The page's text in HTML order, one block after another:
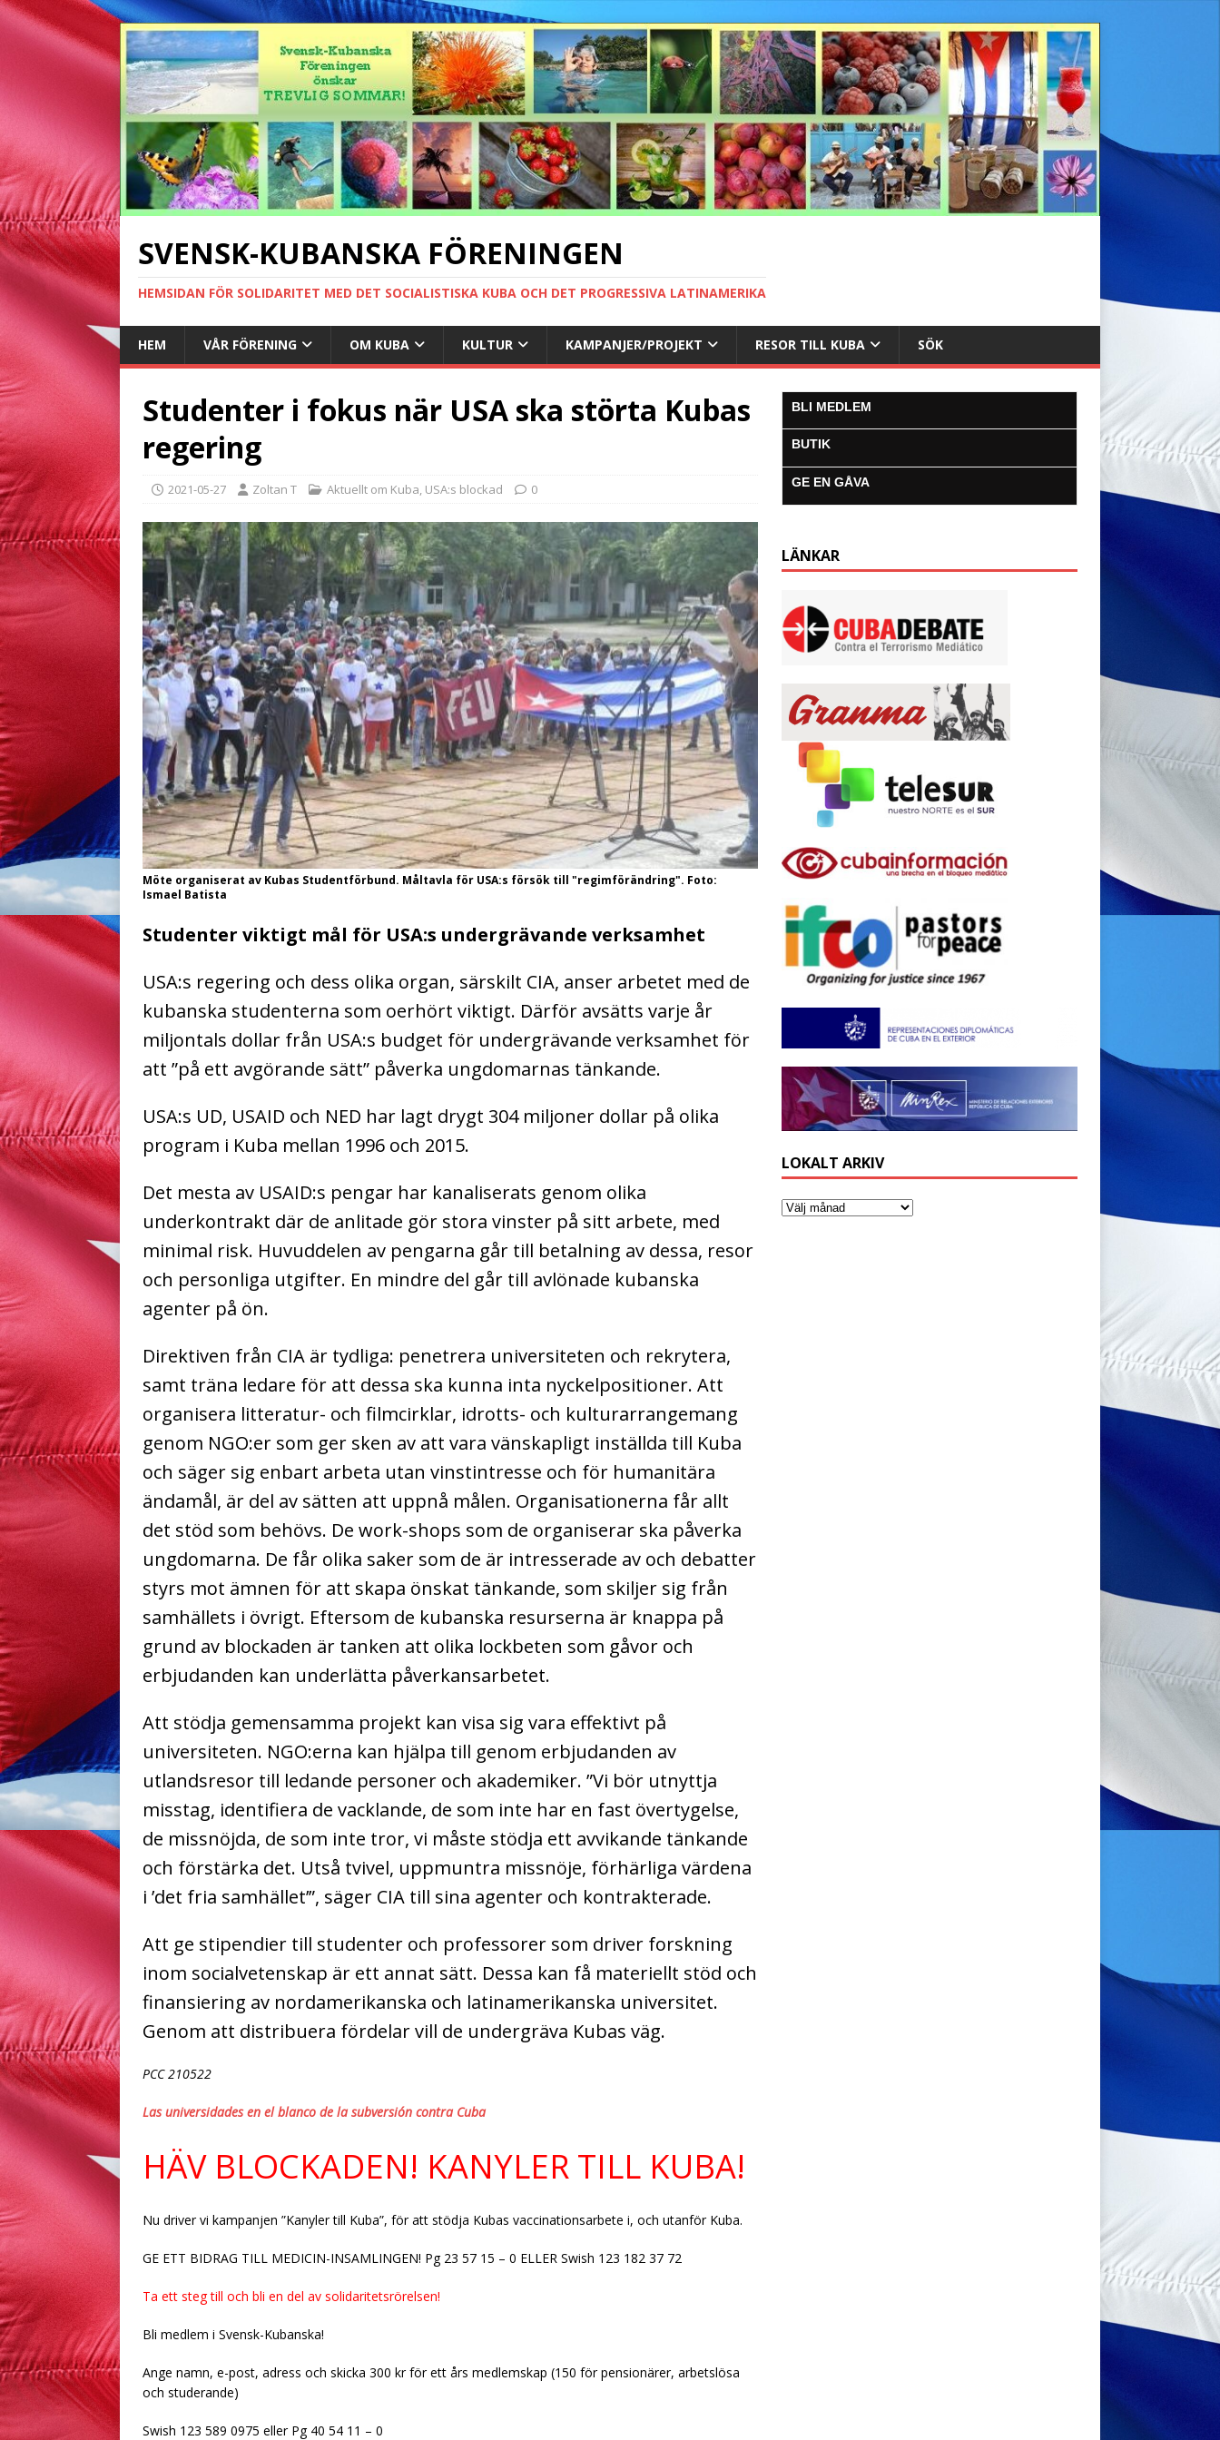
SVENSK-KUBANSKA FÖRENINGEN
HEMSIDAN FÖR SOLIDARITET MED DET SOCIALISTISKA KUBA OCH DET PROGRESSIVA LATINAMERIKA
HEM VÅR FÖRENING OM KUBA KULTUR KAMPANJER/PROJEKT RESOR TILL KUBA SÖK
Studenter i fokus när USA ska störta Kubas
regering
2021-05-27 Zoltan T Aktuellt om Kuba, USA:s blockad 0
Möte organiserat av Kubas Studentförbund. Måltavla för USA:s försök till "regimförändring". Foto:
Ismael Batista
Studenter viktigt mål för USA:s undergrävande verksamhet
USA:s regering och dess olika organ, särskilt CIA, anser arbetet med de
kubanska studenterna som oerhört viktigt. Därför avsätts varje år
miljontals dollar från USA:s budget för undergrävande verksamhet för
att ”på ett avgörande sätt” påverka ungdomarnas tänkande.
USA:s UD, USAID och NED har lagt drygt 304 miljoner dollar på olika
program i Kuba mellan 1996 och 2015.
Det mesta av USAID:s pengar har kanaliserats genom olika
underkontrakt där de anlitade gör stora vinster på sitt arbete, med
minimal risk. Huvuddelen av pengarna går till betalning av dessa, resor
och personliga utgifter. En mindre del går till avlönade kubanska
agenter på ön.
Direktiven från CIA är tydliga: penetrera universiteten och rekrytera,
samt träna ledare för att dessa ska kunna inta nyckelpositioner. Att
organisera litteratur- och filmcirklar, idrotts- och kulturarrangemang
genom NGO:er som ger sken av att vara vänskapligt inställda till Kuba
och säger sig enbart arbeta utan vinstintresse och för humanitära
ändamål, är del av sätten att uppnå målen. Organisationerna får allt
det stöd som behövs. De work-shops som de organiserar ska påverka
ungdomarna. De får olika saker som de är intresserade av och debatter
styrs mot ämnen för att skapa önskat tänkande, som skiljer sig från
samhällets i övrigt. Eftersom de kubanska resurserna är knappa på
grund av blockaden är tanken att olika lockbeten som gåvor och
erbjudanden kan underlätta påverkansarbetet.
Att stödja gemensamma projekt kan visa sig vara effektivt på
universiteten. NGO:erna kan hjälpa till genom erbjudanden av
utlandsresor till ledande personer och akademiker. ”Vi bör utnyttja
misstag, identifiera de vacklande, de som inte har en fast övertygelse,
de missnöjda, de som inte tror, vi måste stödja ett avvikande tänkande
och förstärka det. Utså tvivel, uppmuntra missnöje, förhärliga värdena
i ’det fria samhället’”, säger CIA till sina agenter och kontrakterade.
Att ge stipendier till studenter och professorer som driver forskning
inom socialvetenskap är ett annat sätt. Dessa kan få materiellt stöd och
finansiering av nordamerikanska och latinamerikanska universitet.
Genom att distribuera fördelar vill de undergräva Kubas väg.
PCC 210522
Las universidades en el blanco de la subversión contra Cuba
HÄV BLOCKADEN! KANYLER TILL KUBA!
Nu driver vi kampanjen ”Kanyler till Kuba”, för att stödja Kubas vaccinationsarbete i, och utanför Kuba.
GE ETT BIDRAG TILL MEDICIN-INSAMLINGEN! Pg 23 57 15 – 0 ELLER Swish 123 182 37 72
Ta ett steg till och bli en del av solidaritetsrörelsen!
Bli medlem i Svensk-Kubanska!
Ange namn, e-post, adress och skicka 300 kr för ett års medlemskap (150 för pensionärer, arbetslösa
och studerande)
Swish 123 589 0975 eller Pg 40 54 11 – 0
BLI MEDLEM
BUTIK
GE EN GÅVA
LÄNKAR
LOKALT ARKIV